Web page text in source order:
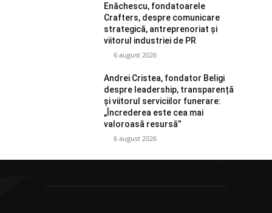
Enăchescu, fondatoarele
Crafters, despre comunicare
strategică, antreprenoriat și
viitorul industriei de PR
6 august 2026
Andrei Cristea, fondator Beligi
despre leadership, transparență
și viitorul serviciilor funerare:
„Încrederea este cea mai
valoroasă resursă”
6 august 2026